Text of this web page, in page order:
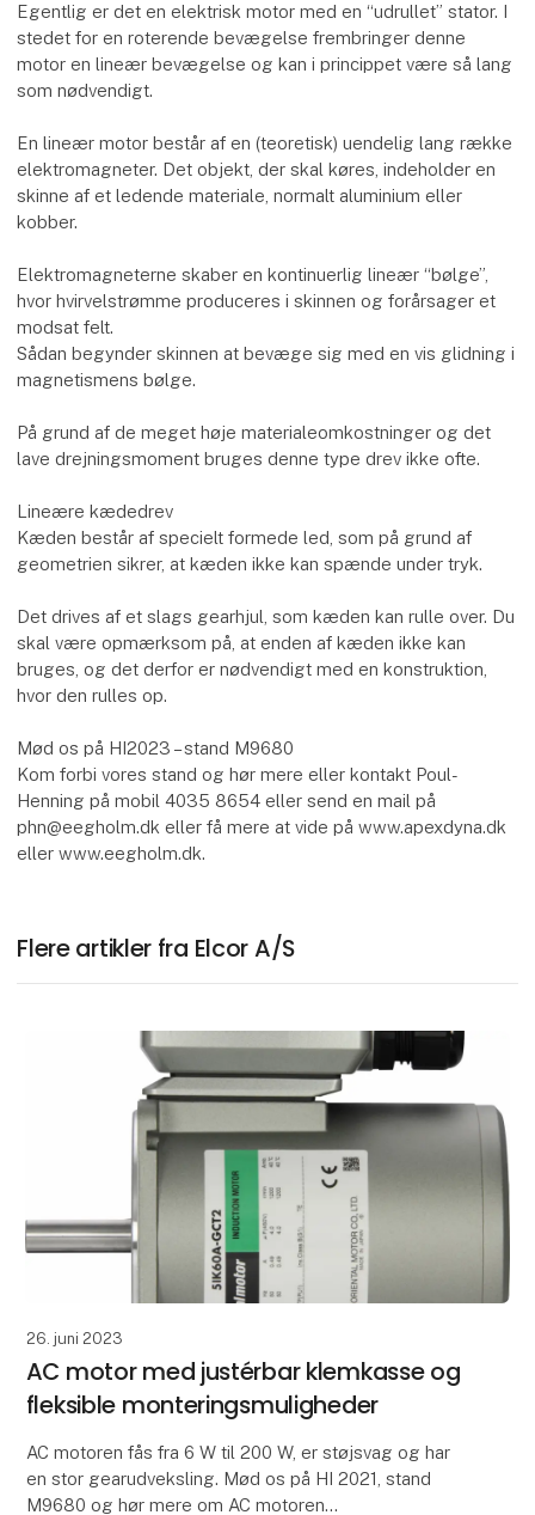
Egentlig er det en elektrisk motor med en “udrullet” stator. I
stedet for en roterende bevægelse frembringer denne
motor en lineær bevægelse og kan i princippet være så lang
som nødvendigt.
En lineær motor består af en (teoretisk) uendelig lang række
elektromagneter. Det objekt, der skal køres, indeholder en
skinne af et ledende materiale, normalt aluminium eller
kobber.
Elektromagneterne skaber en kontinuerlig lineær “bølge”,
hvor hvirvelstrømme produceres i skinnen og forårsager et
modsat felt.
Sådan begynder skinnen at bevæge sig med en vis glidning i
magnetismens bølge.
På grund af de meget høje materialeomkostninger og det
lave drejningsmoment bruges denne type drev ikke ofte.
Lineære kædedrev
Kæden består af specielt formede led, som på grund af
geometrien sikrer, at kæden ikke kan spænde under tryk.
Det drives af et slags gearhjul, som kæden kan rulle over. Du
skal være opmærksom på, at enden af kæden ikke kan
bruges, og det derfor er nødvendigt med en konstruktion,
hvor den rulles op.
Mød os på HI2023 – stand M9680
Kom forbi vores stand og hør mere eller kontakt Poul-
Henning på mobil 4035 8654 eller send en mail på
phn@eegholm.dk eller få mere at vide på www.apexdyna.dk
eller www.eegholm.dk.
Flere artikler fra Elcor A/S
26. juni 2023
AC motor med justérbar klemkasse og
fleksible monteringsmuligheder
AC motoren fås fra 6 W til 200 W, er støjsvag og har
en stor gearudveksling. Mød os på HI 2021, stand
M9680 og hør mere om AC motoren